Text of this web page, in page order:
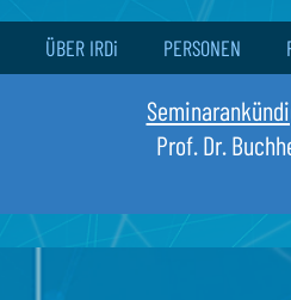
ÜBER IRDi PERSONEN
Prof. Dr.